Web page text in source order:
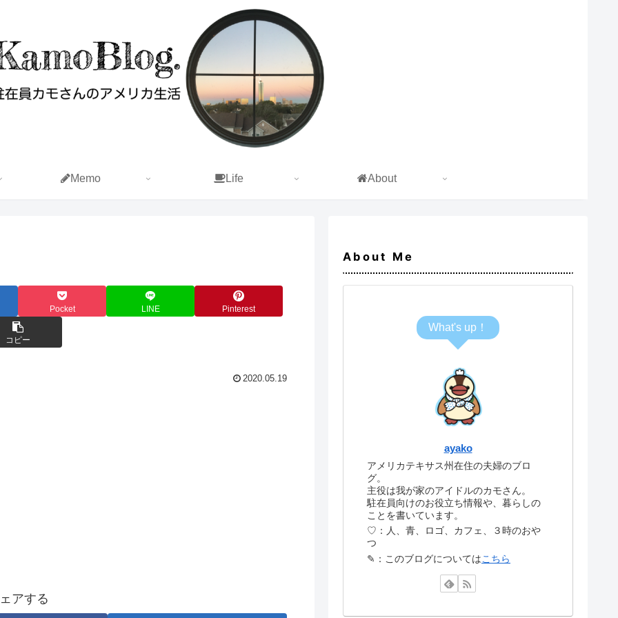
Memo Life About
Pocket LINE Pinterest
コピー
2020.05.19
アする
About Me
What's up！
ayako
アメリカテキサス州在住の夫婦のブロ
グ。
主役は我が家のアイドルのカモさん。
駐在員向けのお役立ち情報や、暮らしの
ことを書いています。
♡：人、青、ロゴ、カフェ、３時のおや
つ
✎：このブログについてはこちら